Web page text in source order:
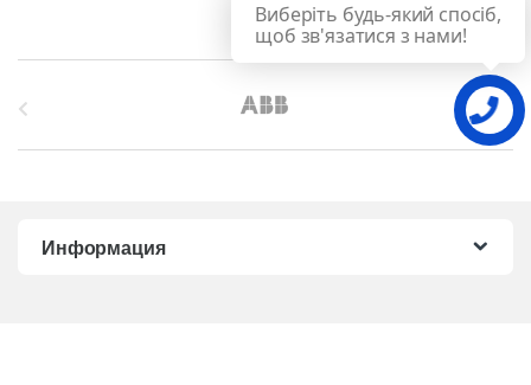
Информация
Виберіть будь-який спосіб,
щоб зв'язатися з нами!